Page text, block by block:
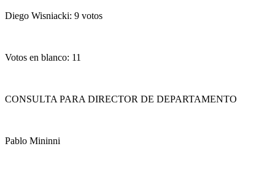
Diego Wisniacki: 9 votos
Votos en blanco: 11
CONSULTA PARA DIRECTOR DE DEPARTAMENTO
Pablo Mininni